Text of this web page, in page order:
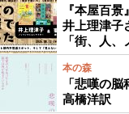
『本屋百
井上理津子
「街、人、
本の森
「悲嘆の
高橋洋訳